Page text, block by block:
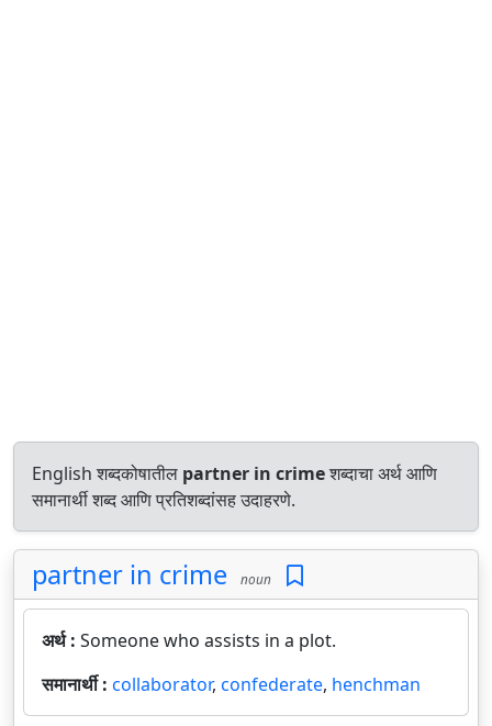
English शब्दकोषातील partner in crimeशब्दाचा अर्थ आणि
समानार्थी शब्द आणि प्रतिशब्दांसह उदाहरणे.
partner in crime noun
अर्थ : Someone who assists in a plot.
समानार्थी : collaborator, confederate, henchman